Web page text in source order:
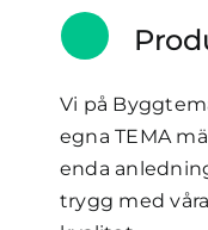
Vi på
egna TEMA
enda
trygg med